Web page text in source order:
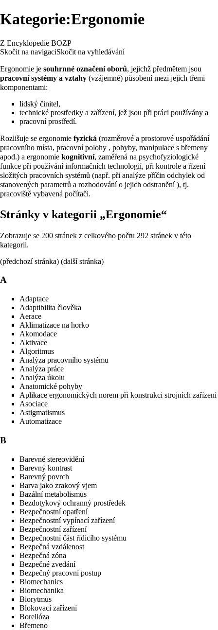
Kategorie:Ergonomie
Z Encyklopedie BOZP
Skočit na navigaciSkočit na vyhledávání
Ergonomie je souhrnné označení oborů, jejichž předmětem jsou
pracovní systémy a vztahy (vzájemné) působení mezi jejich třemi
komponentami:
lidský činitel,
technické prostředky a zařízení, jež jsou při práci používány a
pracovní prostředí.
Rozlišuje se ergonomie fyzická (rozměrové a prostorové uspořádání
pracovního místa, pracovní polohy , pohyby, manipulace s břemeny
apod.) a ergonomie kognitivní, zaměřená na psychofyziologické
funkce při používání informačních technologií, při kontrole a řízení
složitých pracovních systémů (např. při analýze příčin odchylek od
stanovených parametrů a rozhodování o jejich odstranění ), tj.
pracoviště vybavená počítači.
Stránky v kategorii „Ergonomie“
Zobrazuje se 200 stránek z celkového počtu 292 stránek v této
kategorii.
(předchozí stránka) (další stránka)
A
Adaptace
Adaptibilita člověka
Aerace
Aklimatizace na horko
Akomodace
Aktivace
Algoritmus
Analýza pracovního systému
Analýza práce
Analýza úkolu
Anatomické pohyby
Aplikace ergonomických norem při konstrukci strojních zařízení
Asociace
Astigmatismus
Automatizace
B
Barevné stereovidění
Barevný kontrast
Barevný povrch
Barva jako zrakový vjem
Bazální metabolismus
Bezdotykový ochranný prostředek
Bezpečnostní opatření
Bezpečnostní vypínací zařízení
Bezpečnostní zařízení
Bezpečnostní část řídícího systému
Bezpečná vzdálenost
Bezpečná zóna
Bezpečné zvedání
Bezpečný pracovní postup
Biomechanics
Biomechanika
Biorytmus
Blokovací zařízení
Borelióza
Břemeno